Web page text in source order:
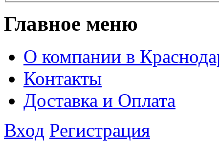
Главное меню
О компании в
Контакты
Доставка и Оплата
Вход Регистрация